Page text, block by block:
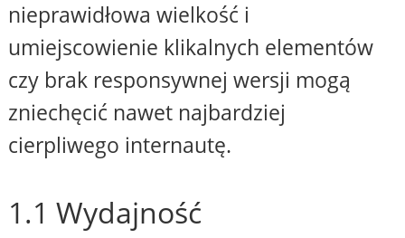
nieprawidłowa wielkość i
umiejscowienie klikalnych elementów
czy brak responsywnej wersji mogą
zniechęcić nawet najbardziej
cierpliwego internautę.
1.1 Wydajność